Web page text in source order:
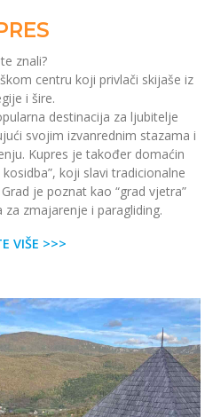
znali?
centru koji privlači skijaše iz
i šire.
destinacija za ljubitelje
svojim izvanrednim stazama i
Kupres je također domaćin
koji slavi tradicionalne
je poznat kao “grad vjetra”
zmajarenje i paragliding.
VIŠE >>>